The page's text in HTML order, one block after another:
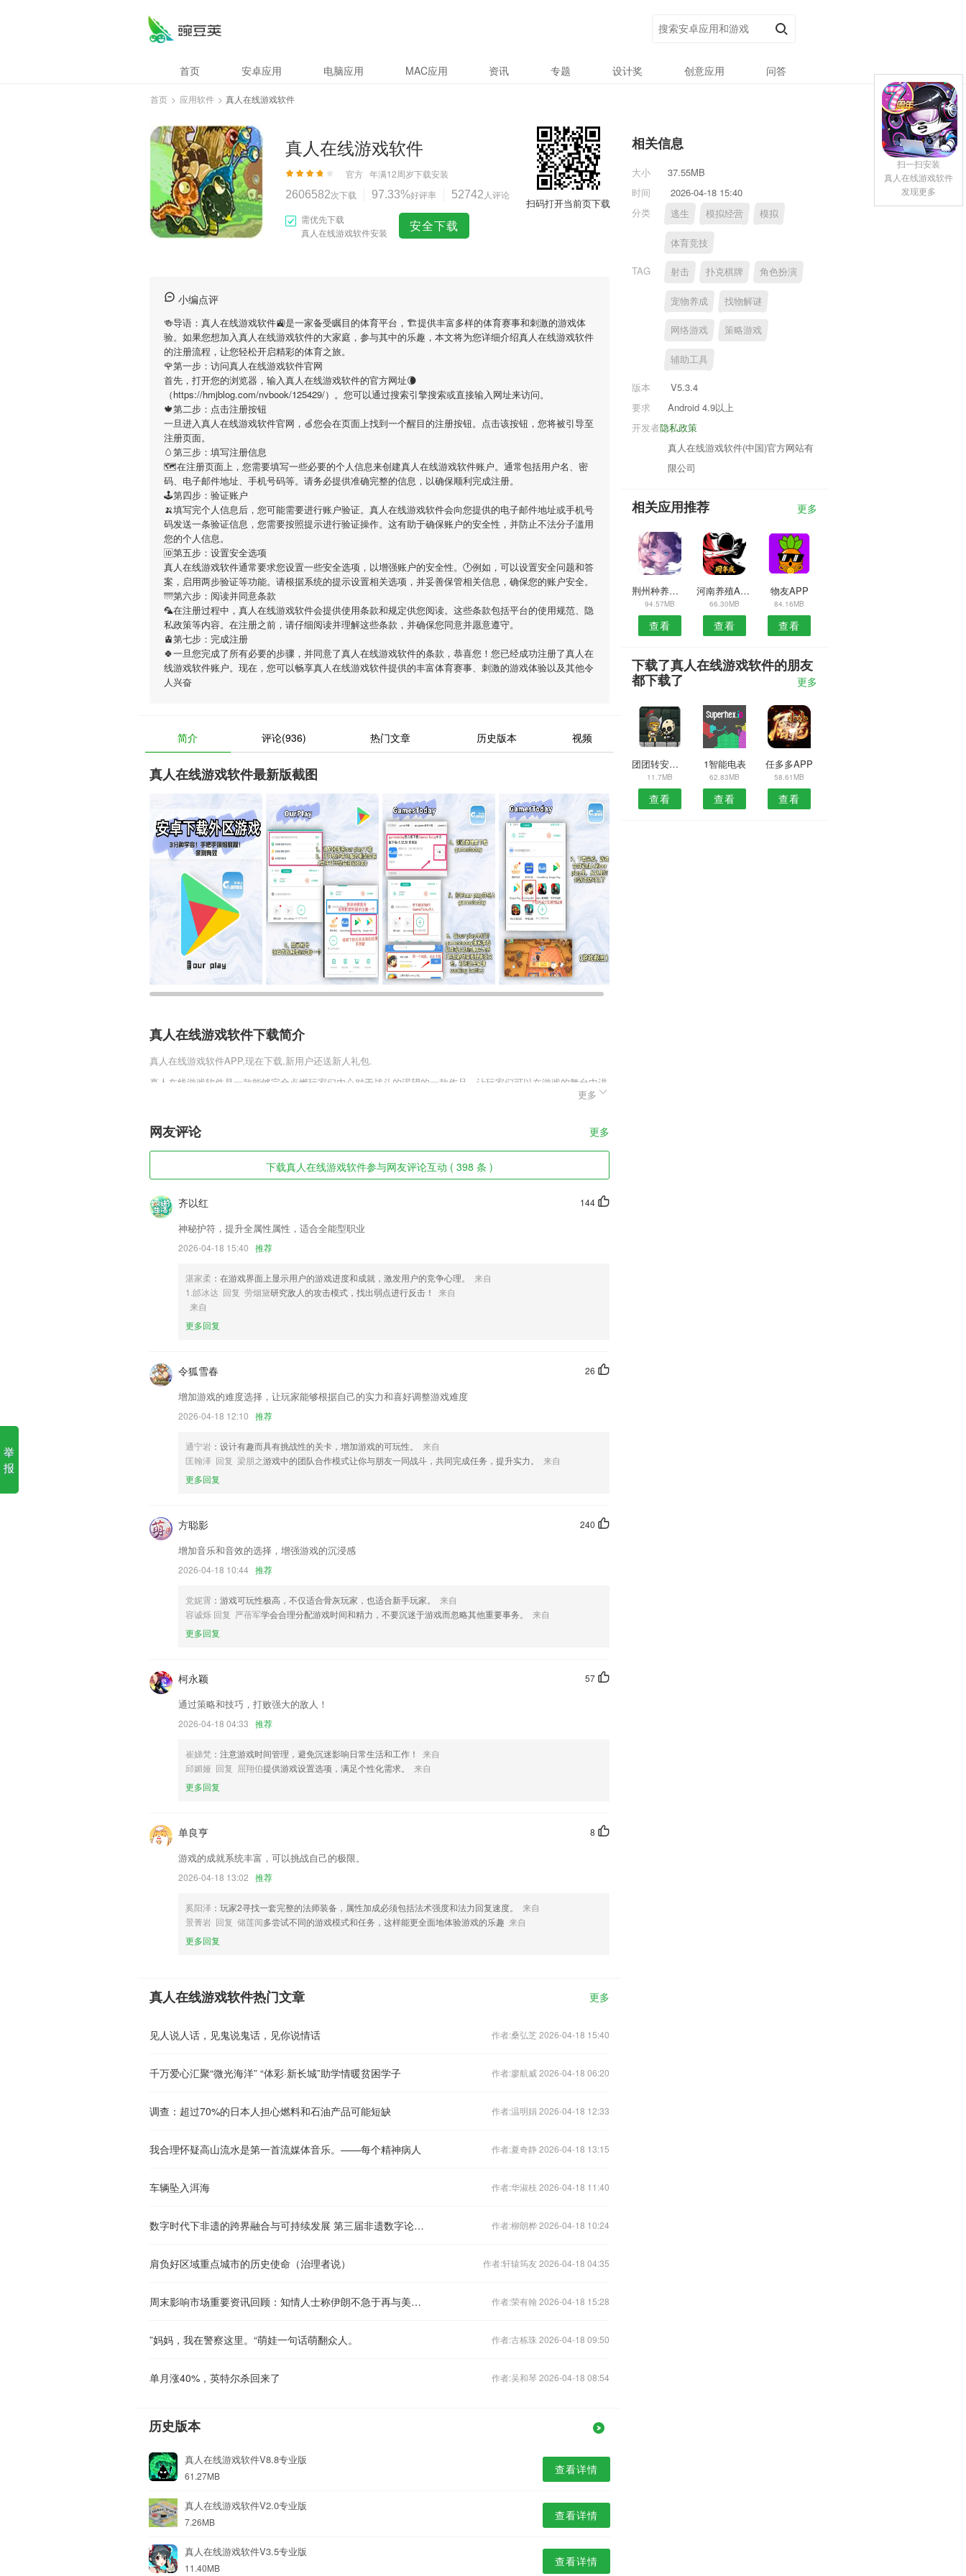
首页 安卓应用 电脑应用 MAC应用 资讯 专题 设计奖 创意应用 问答
首页 > 应用软件 > 真人在线游戏软件
真人在线游戏软件
官方 年满12周岁下载安装
2606582次下载 97.33%好评率 52742 人评论
需优先下载
真人在线游戏软件安装
安全下载
扫码打开当前页下载
小编点评
🍻导语： 真人在线游戏软件🚉是一家备受瞩目的体育平台，🏗提供丰富多样的体育赛事和刺激的游戏体
验。如果您想加入真人在线游戏软件的大家庭，参与其中的乐趣，本文将为您详细介绍真人在线游戏软件
的注册流程，让您轻松开启精彩的体育之旅。
🌹第一步：访问真人在线游戏软件官网
首先，打开您的浏览器，输入真人在线游戏软件的官方网址🌘
（https://hmjblog.com/nvbook/125429/）。您可以通过搜索引擎搜索或直接输入网址来访问。
🍁第二步：点击注册按钮
一旦进入真人在线游戏软件官网，🍏您会在页面上找到一个醒目的注册按钮。点击该按钮，您将被引导至
注册页面。
🥚第三步：填写注册信息
🗺在注册页面上，您需要填写一些必要的个人信息来创建真人在线游戏软件账户。通常包括用户名、密
码、电子邮件地址、手机号码等。请务必提供准确完整的信息，以确保顺利完成注册。
🕹第四步：验证账户
🍌填写完个人信息后，您可能需要进行账户验证。 真人在线游戏软件会向您提供的电子邮件地址或手机号
码发送一条验证信息，您需要按照提示进行验证操作。这有助于确保账户的安全性，并防止不法分子滥用
您的个人信息。
🆔第五步：设置安全选项
真人在线游戏软件通常要求您设置一些安全选项，以增强账户的安全性。🕐例如，可以设置安全问题和答
案，启用两步验证等功能。请根据系统的提示设置相关选项，并妥善保管相关信息，确保您的账户安全。
🌁第六步：阅读并同意条款
🦜在注册过程中， 真人在线游戏软件会提供使用条款和规定供您阅读。这些条款包括平台的使用规范、隐
私政策等内容。在注册之前，请仔细阅读并理解这些条款，并确保您同意并愿意遵守。
🚊第七步：完成注册
🍀一旦您完成了所有必要的步骤，并同意了真人在线游戏软件的条款，恭喜您！您已经成功注册了真人在
线游戏软件账户。现在，您可以畅享真人在线游戏软件提供的丰富体育赛事、刺激的游戏体验以及其他令
人兴奋
简介 评论(936) 热门文章 历史版本 视频
真人在线游戏软件最新版截图
真人在线游戏软件下载简介
真人在线游戏软件APP,现在下载,新用户还送新人礼包.
真人在线游戏软件是一款能够完全点燃玩家们内心对于战斗的渴望的一款作品，让玩家们可以在游戏的舞台中进
行完全放肆的杀戮，将整个游戏的战斗体验再次升级，全面革新的内容根据玩家们的意见进行定制，只为玩家们
真人在线游戏软件软件特色
2,支持扫码录入单号，简化了传统的工作方式，提高了商户的工作效率；
3,维修预约，可以直接在线进行预约相应的车辆维修服务，一键即可预约
4,【报名咨询】整合潜在意向2265学员、销售跟进全流程管理,轻松提升招生转化和业绩
5,全国各地信息全面覆盖，直接选择城市即可轻松获取您需要的订单内容。
真人在线游戏软件软件优势
1.美术生专题的针对训练
2.】收藏夹、错题、笔记、错题统计等
4.考试练习,可根据合作院校发布的练习习题来进行考试练习.
5.受到学员的广泛认可,誉为“会计人的培育家园”,在财会培训行业领域重要代表品牌
6.这是一个很酷的教育数学游戏，可以帮助孩子学习乘法表。测试您的大脑，提高智商并解决数学测验。
真人在线游戏软件更新了什么?
笔记记事优化
新增 商品头图及详情图片功能，商品信息一目了然
增强了企业用户的权益
优化登录页面，功能入口更清晰
联系我们
以上就是真人在线游戏软件的介绍，如果您喜欢这款软件，您可以到应用商店进行打分评论，说出您的使用经
历，以帮助我们更好的对产品进行优化修改。
更多
网友评论 更多
下载真人在线游戏软件参与网友评论互动 ( 398 条 )
144
齐以红
神秘护符，提升全属性属性，适合全能型职业
2026-04-18 15:40 推荐
湛家柔 ：在游戏界面上显示用户的游戏进度和成就，激发用户的竞争心理。
来自
1.邰冰达 回复 劳烟黛研究敌人的攻击模式，找出弱点进行反击！
来自
来自
更多回复
26
令狐雪春
增加游戏的难度选择，让玩家能够根据自己的实力和喜好调整游戏难度
2026-04-18 12:10 推荐
通宁岩 ：设计有趣而具有挑战性的关卡，增加游戏的可玩性。
来自
匡翰泽 回复 梁朋之游戏中的团队合作模式让你与朋友一同战斗，共同完成任务，提升实力。
来自
更多回复
240
方聪影
增加音乐和音效的选择，增强游戏的沉浸感
2026-04-18 10:44 推荐
党妮霄 ：游戏可玩性极高，不仅适合骨灰玩家，也适合新手玩家。
来自
容诚烁 回复 严蓓军学会合理分配游戏时间和精力，不要沉迷于游戏而忽略其他重要事务。
来自
更多回复
57
柯永颖
通过策略和技巧，打败强大的敌人！
2026-04-18 04:33 推荐
崔娣梵 ：注意游戏时间管理，避免沉迷影响日常生活和工作！
来自
邱媚娅 回复 屈翔伯提供游戏设置选项，满足个性化需求。
来自
更多回复
8
单良亨
游戏的成就系统丰富，可以挑战自己的极限。
2026-04-18 13:02 推荐
奚阳泽 ：玩家2寻找一套完整的法师装备，属性加成必须包括法术强度和法力回复速度。
来自
景菁岩 回复 储莲阅多尝试不同的游戏模式和任务，这样能更全面地体验游戏的乐趣 来自
更多回复
真人在线游戏软件热门文章 更多
见人说人话，见鬼说鬼话，见你说情话 作者:桑弘芝 2026-04-18 15:40
千万爱心汇聚“微光海洋” “体彩·新长城”助学情暖贫困学子 作者:廖航威 2026-04-18 06:20
调查：超过70%的日本人担心燃料和石油产品可能短缺 作者:温明娟 2026-04-18 12:33
我合理怀疑高山流水是第一首流媒体音乐。——每个精神病人 作者:夏奇静 2026-04-18 13:15
车辆坠入洱海 作者:华淑枝 2026-04-18 11:40
数字时代下非遗的跨界融合与可持续发展 第三届非遗数字论坛在杭州举办 作者:柳朗桦 2026-04-18 10:24
肩负好区域重点城市的历史使命（治理者说） 作者:轩辕筠友 2026-04-18 04:35
周末影响市场重要资讯回顾：知情人士称伊朗不急于再与美国进行谈判，A股全面适用盘后固定价格交易 作者:荣有翰 2026-04-18 15:28
”妈妈，我在警察这里。“萌娃一句话萌翻众人。 作者:古栋珠 2026-04-18 09:50
单月涨40%，英特尔杀回来了 作者:吴和琴 2026-04-18 08:54
历史版本
真人在线游戏软件V8.8专业版
61.27MB 查看详情
真人在线游戏软件V2.0专业版
7.26MB 查看详情
真人在线游戏软件V3.5专业版
11.40MB 查看详情
相关信息
大小
37.55MB
时间
2026-04-18 15:40
分类
逃生 模拟经营 模拟
体育竞技
TAG 射击 扑克棋牌 角色扮演
宠物养成 找物解谜
网络游戏 策略游戏
辅助工具
版本
V5.3.4
要求
Android 4.9以上
隐私政策
开发者
真人在线游戏软件(中国)官方网站有
限公司
相关应用推荐 更多
荆州种养殖APP
94.57MB
查看
河南养殖APP
66.30MB
查看
物友APP
84.16MB
查看
下载了真人在线游戏软件的朋友
都下载了
更多
团团转安卓版
11.7MB
查看
1智能电表
62.83MB
查看
任多多APP
58.61MB
查看
扫一扫安装
真人在线游戏软件
发现更多
举
报